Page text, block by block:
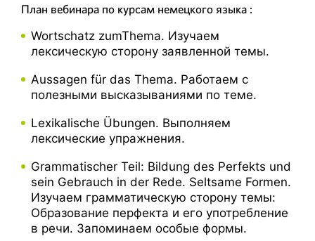
План вебинара по курсам немецкого языка :
Wortschatz zumThema. Изучаем
лексическую сторону заявленной темы.
Aussagen für das Thema. Работаем с
полезными высказываниями по теме.
Lexikalische Übungen. Выполняем
лексические упражнения.
Grammatischer Teil: Bildung des Perfekts und
sein Gebrauch in der Rede. Seltsame Formen.
Изучаем грамматическую сторону темы:
Образование перфекта и его употребление
в речи. Запоминаем особые формы.